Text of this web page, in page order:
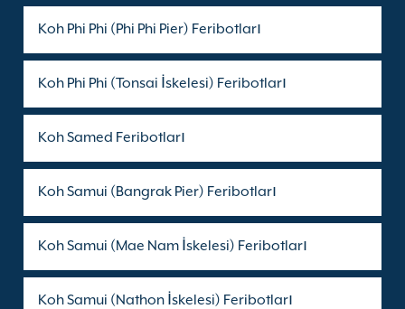
Koh Phi Phi (Phi Phi Pier) Feribotları
Koh Phi Phi (Tonsai İskelesi) Feribotları
Koh Samed Feribotları
Koh Samui (Bangrak Pier) Feribotları
Koh Samui (Mae Nam İskelesi) Feribotları
Koh Samui (Nathon İskelesi) Feribotları